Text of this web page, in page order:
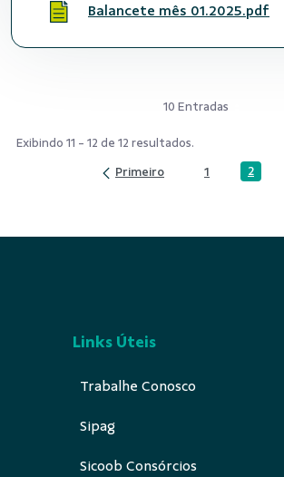
Balancete mês 01.2025.pdf
10 Entradas
Exibindo 11 - 12 de 12 resultados.
Página
1 Página
2
Links Úteis
Trabalhe Conosco
Sipag
Sicoob Consórcios